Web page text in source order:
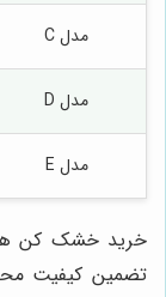
مدل C
مدل D
مدل E
خرید خشک کن
تضمین کیفیت